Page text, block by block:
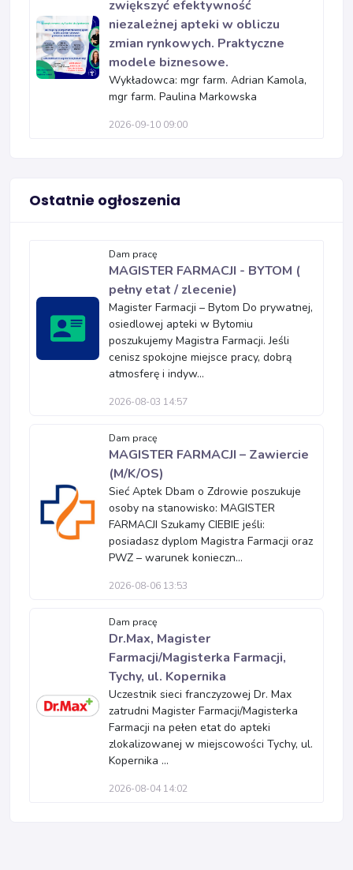
zwiększyć efektywność
niezależnej apteki w obliczu
zmian rynkowych. Praktyczne
modele biznesowe.
Wykładowca: mgr farm. Adrian Kamola,
mgr farm. Paulina Markowska
2026-09-10 09:00
Ostatnie ogłoszenia
Dam pracę
MAGISTER FARMACJI - BYTOM (
pełny etat / zlecenie)
Magister Farmacji – Bytom Do prywatnej,
osiedlowej apteki w Bytomiu
poszukujemy Magistra Farmacji. Jeśli
cenisz spokojne miejsce pracy, dobrą
atmosferę i indyw...
2026-08-03 14:57
Dam pracę
MAGISTER FARMACJI – Zawiercie
(M/K/OS)
Sieć Aptek Dbam o Zdrowie poszukuje
osoby na stanowisko: MAGISTER
FARMACJI Szukamy CIEBIE jeśli:
posiadasz dyplom Magistra Farmacji oraz
PWZ – warunek konieczn...
2026-08-06 13:53
Dam pracę
Dr.Max, Magister
Farmacji/Magisterka Farmacji,
Tychy, ul. Kopernika
Uczestnik sieci franczyzowej Dr. Max
zatrudni Magister Farmacji/Magisterka
Farmacji na pełen etat do apteki
zlokalizowanej w miejscowości Tychy, ul.
Kopernika ...
2026-08-04 14:02